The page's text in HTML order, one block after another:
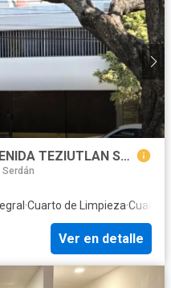
SE RENTA AMPLIA CASA AVENIDA TEZIUTLAN SUR, COL. LA PAZ, PUEBLA
Serdán
·Cuarto de Limpieza·Cuarto
Ver en detalle